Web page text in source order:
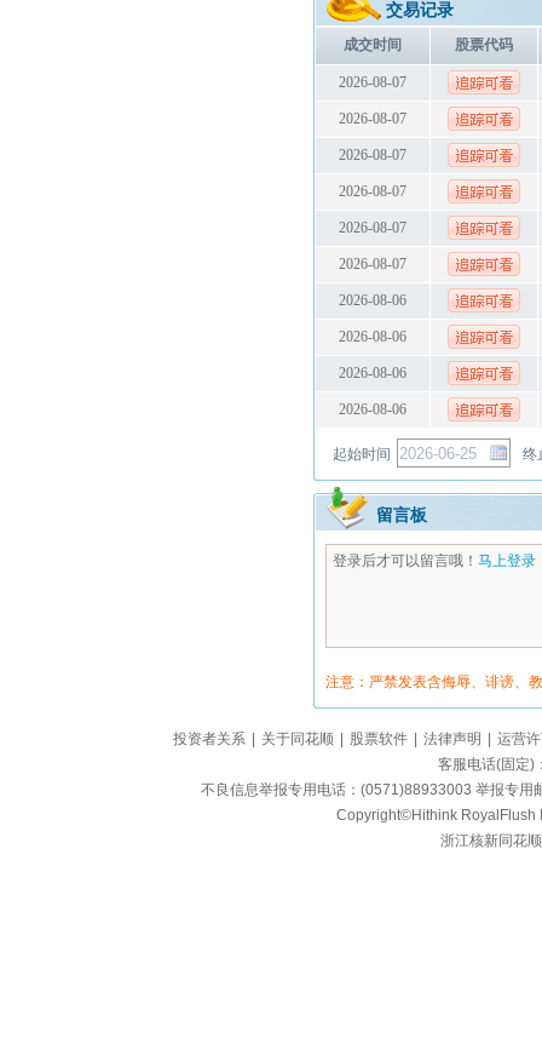
交易记录
成交时间 股票代码
2026-08-07
2026-08-07
2026-08-07
2026-08-07
2026-08-07
2026-08-07
2026-08-06
2026-08-06
2026-08-06
2026-08-06
起始时间 终
留言板
登录后才可以留言哦！ 马上登录
注意：严禁发表含侮辱、诽谤、
投资者关系 关于同花顺 股票软件 法律声明
运营
客服电话(固定
不良信息举报专用电话：(0571)88933003 举报专
Copyright©Hithink RoyalFlush
浙江核新同花